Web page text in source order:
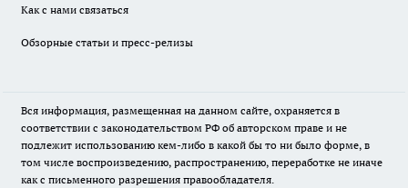
Как с нами связаться
Обзорные статьи и пресс-релизы
Вся информация, размещенная на данном сайте, охраняется в
соответствии с законодательством РФ об авторском праве и не
подлежит использованию кем-либо в какой бы то ни было форме, в
том числе воспроизведению, распространению, переработке не иначе
как с письменного разрешения правообладателя.